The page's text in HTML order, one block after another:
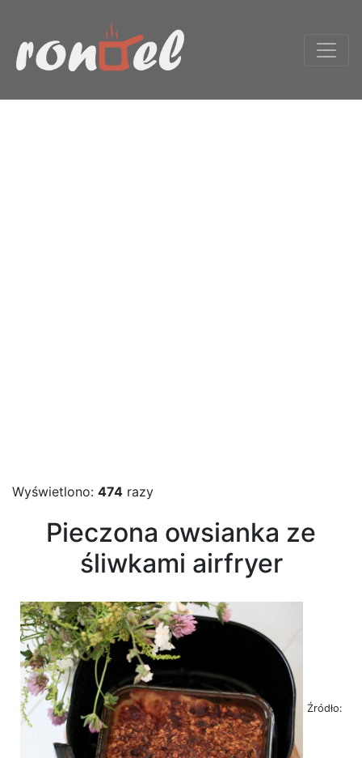
Wyświetlono: 474 razy
Pieczona owsianka ze
śliwkami airfryer
Źródło: